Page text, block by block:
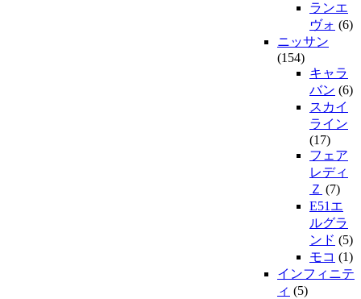
ランエ
ヴォ (6)
ニッサン
(154)
キャラ
バン (6)
スカイ
ライン
(17)
フェア
レディ
Ｚ (7)
E51エ
ルグラ
ンド (5)
モコ (1)
インフィニテ
ィ (5)